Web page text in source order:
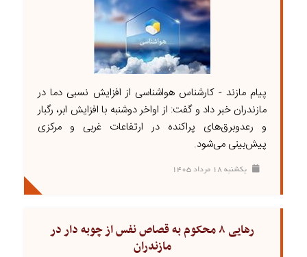
پیام مازند - کارشناس هواشناسی از افزایش نسبی دما در
مازندران خبر داد و گفت: از اواخر دوشنبه با افزایش ابر، رگبار
و رعدوبرق‌های پراکنده در ارتفاعات غربی و مرکزی
پیش‌بینی می‌شود.
يکشنبه ۱۸ مرداد ۱۴۰۵
رهایی ۸ محکوم به قصاص نفس از چوبه دار در
مازندران